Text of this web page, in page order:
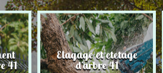
41
Elagage et etetage
d'arbre 41